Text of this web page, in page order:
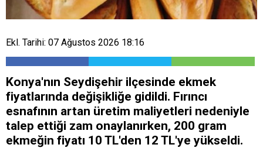
Ekl. Tarihi: 07 Ağustos 2026 18:16
Konya'nın Seydişehir ilçesinde ekmek
fiyatlarında değişikliğe gidildi. Fırıncı
esnafının artan üretim maliyetleri nedeniyle
talep ettiği zam onaylanırken, 200 gram
ekmeğin fiyatı 10 TL'den 12 TL'ye yükseldi.